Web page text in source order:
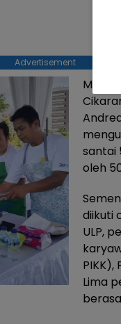
Advertisement
santai
oleh
diikuti
ULP,
PIKK),
Lima